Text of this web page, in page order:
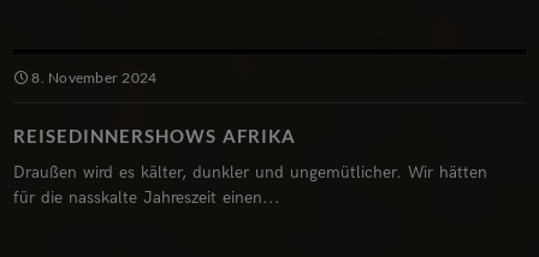
8. November 2024
REISEDINNERSHOWS AFRIKA
Draußen wird es kälter, dunkler und ungemütlicher. Wir hätten
für die nasskalte Jahreszeit einen...